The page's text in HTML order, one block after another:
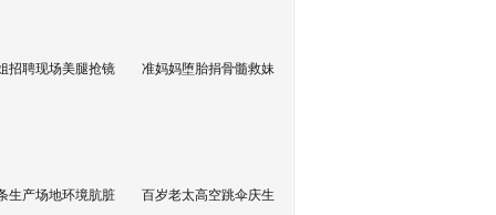
招聘现场美腿抢镜 准妈妈堕胎捐骨髓救妹
生产场地环境肮脏 百岁老太高空跳伞庆生